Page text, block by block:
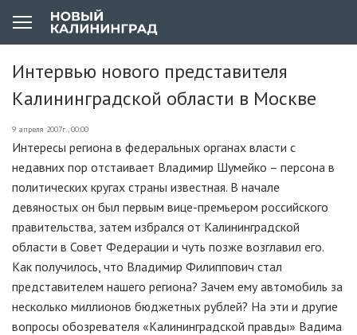
Интервью нового представителя
Калининградской области в Москве
9 апреля 2007г., 00:00
Интересы региона в федеральных органах власти с
недавних пор отстаивает Владимир Шумейко – персона в
политических кругах страны известная. В начале
девяностых он был первым вице-премьером российского
правительства, затем избрался от Калининградской
области в Совет Федерации и чуть позже возглавил его.
Как получилось, что Владимир Филиппович стал
представителем нашего региона? Зачем ему автомобиль за
несколько миллионов бюджетных рублей? На эти и другие
вопросы обозревателя «Калининградской правды» Вадима